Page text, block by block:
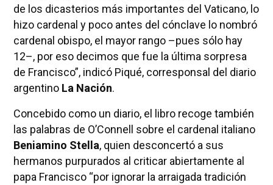
de los dicasterios más importantes del Vaticano, lo
hizo cardenal y poco antes del cónclave lo nombró
cardenal obispo, el mayor rango –pues sólo hay
12–, por eso decimos que fue la última sorpresa
de Francisco”, indicó Piqué, corresponsal del diario
argentino La Nación.
Concebido como un diario, el libro recoge también
las palabras de O’Connell sobre el cardenal italiano
Beniamino Stella, quien desconcertó a sus
hermanos purpurados al criticar abiertamente al
papa Francisco “por ignorar la arraigada tradición